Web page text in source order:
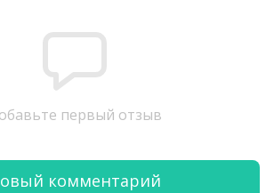
первый отзыв
комментарий